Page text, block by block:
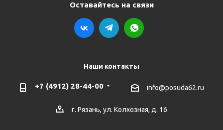
Оставайтесь на связи
Наши контакты
+7 (4912) 28-44-00 info@posuda62.ru
г. Рязань, ул. Колхозная, д. 16